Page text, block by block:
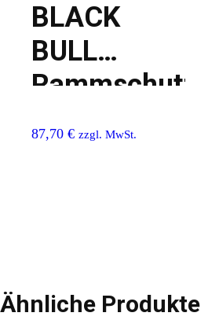
BLACK
BULL
87,70 € zzgl. MwSt.
Ähnliche Produkte